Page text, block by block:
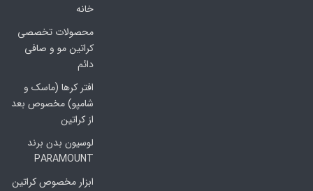
خانه
محصولات تخصصی
کراتین مو و صافی
دائم
افتر کرها (ماسک و
شامپو) مخصوص بعد
از کراتین
لوسیون بدن برند
PARAMOUNT
ابزار مخصوص کراتین